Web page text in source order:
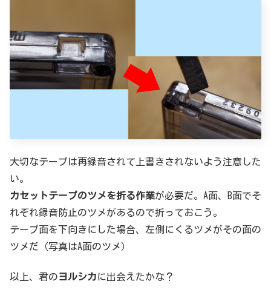
大切なテープは再録音されて上書きされないよう注意した
い。
カセットテープのツメを折る作業が必要だ。A面、B面でそ
れぞれ録音防止のツメがあるので折っておこう。
テープ面を下向きにした場合、左側にくるツメがその面の
ツメだ（写真はA面のツメ）
以上、君のヨルシカに出会えたかな？